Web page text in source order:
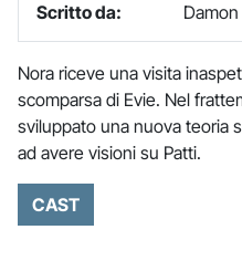
Scritto da:
Nora riceve una visita
scomparsa di Evie. Nel
sviluppato una nuova teoria
ad avere visioni su Patti.
CAST